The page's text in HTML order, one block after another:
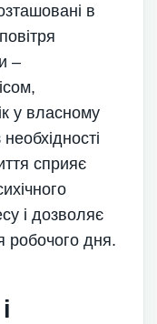
в
–
у власному
сприяє
і дозволяє
робочого дня.